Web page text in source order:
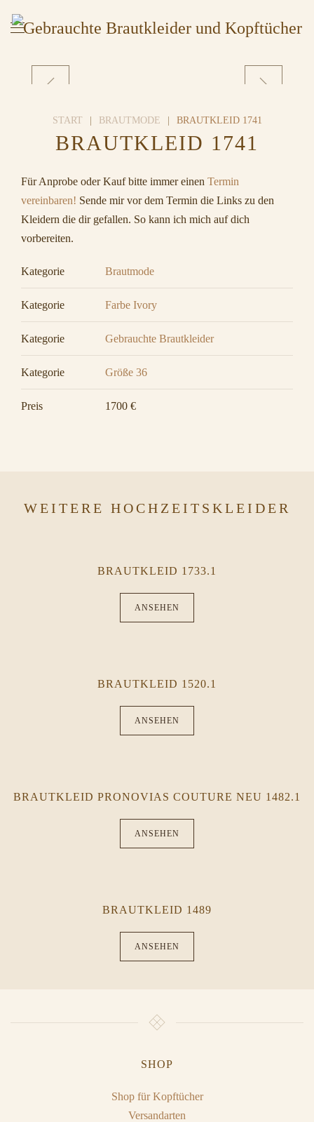
START BRAUTMODE BRAUTKLEID 1741
BRAUTKLEID 1741
Für Anprobe oder Kauf bitte immer einen Termin
vereinbaren! Sende mir vor dem Termin die Links zu den
Kleidern die dir gefallen. So kann ich mich auf dich
vorbereiten.
Kategorie Brautmode
Kategorie Farbe Ivory
Kategorie Gebrauchte Brautkleider
Kategorie Größe 36
Preis 1700 €
WEITERE HOCHZEITSKLEIDER
BRAUTKLEID 1733.1
ANSEHEN
BRAUTKLEID 1520.1
ANSEHEN
BRAUTKLEID PRONOVIAS COUTURE NEU 1482.1
ANSEHEN
BRAUTKLEID 1489
ANSEHEN
SHOP
Shop für Kopftücher
Versandarten